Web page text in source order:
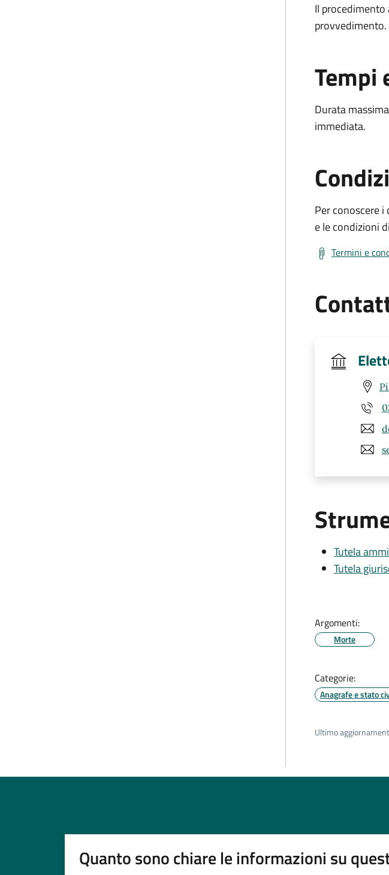
Il
provvedimento.
Tempi
Durata
immediata.
Per conoscere
e le condizioni
Termini e
Tutela
Tutela
Argomenti:
Morte
Categorie:
Anagrafe e stato
Ultimo
Quanto sono chiare le informazioni su